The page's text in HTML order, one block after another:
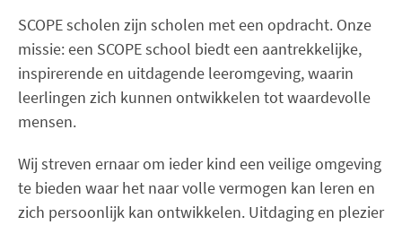
SCOPE scholen zijn scholen met een opdracht. Onze
missie: een SCOPE school biedt een aantrekkelijke,
inspirerende en uitdagende leeromgeving, waarin
leerlingen zich kunnen ontwikkelen tot waardevolle
mensen.
Wij streven ernaar om ieder kind een veilige omgeving
te bieden waar het naar volle vermogen kan leren en
zich persoonlijk kan ontwikkelen. Uitdaging en plezier